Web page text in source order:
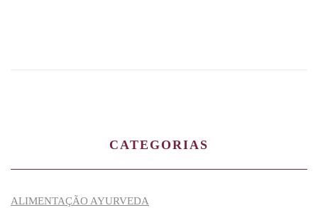
CATEGORIAS
ALIMENTAÇÃO AYURVEDA